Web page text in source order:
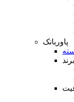
پاوربانک